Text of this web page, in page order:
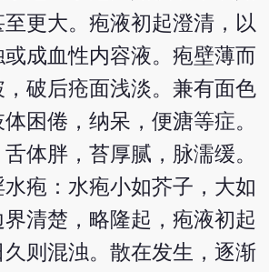
更大。疱液初起澄清，以
或成血性内容液。疱壁薄而
破后疮面浅淡。兼有面色
困倦，纳呆，便溏等症。
体胖，苔厚腻，脉濡缓。
水疱：水疱小如芥子，大如
清楚，略隆起，疱液初起
则混浊。散在发生，逐渐